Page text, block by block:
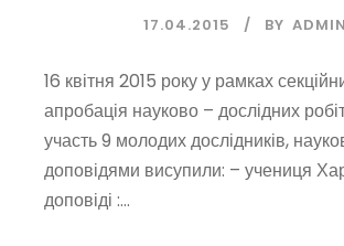
17.04.2015 BY ADMIN
16 квітня 2015 року у рамках
апробація науково – дослідних
участь 9 молодих дослідників,
доповідями висупили: – учениця
доповіді :...